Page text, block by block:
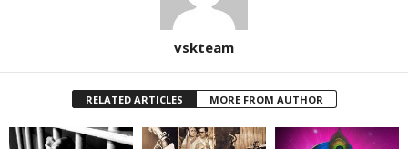
vskteam
RELATED ARTICLES MORE FROM AUTHOR